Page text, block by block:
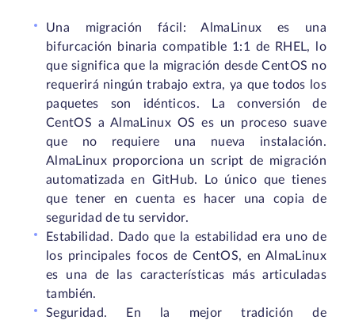
Una migración fácil: AlmaLinux es una
bifurcación binaria compatible 1:1 de RHEL, lo
que significa que la migración desde CentOS no
requerirá ningún trabajo extra, ya que todos los
paquetes son idénticos. La conversión de
CentOS a AlmaLinux OS es un proceso suave
que no requiere una nueva instalación.
AlmaLinux proporciona un script de migración
automatizada en GitHub. Lo único que tienes
que tener en cuenta es hacer una copia de
seguridad de tu servidor.
Estabilidad. Dado que la estabilidad era uno de
los principales focos de CentOS, en AlmaLinux
es una de las características más articuladas
también.
Seguridad. En la mejor tradición de